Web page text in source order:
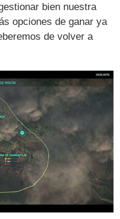
bien nuestra
opciones de ganar ya
de volver a